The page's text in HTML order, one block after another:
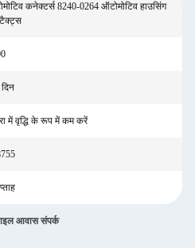
कनेक्टर्स 8240-0264 ऑटोमोटिव हाउसिंग
में वृद्धि के रूप में कम करें
आवास संपर्क